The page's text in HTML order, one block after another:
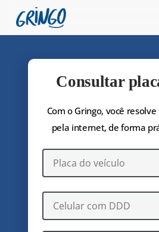
Pular
para
conteúdo
Consultar
Com o Gringo, você
pela internet, de forma